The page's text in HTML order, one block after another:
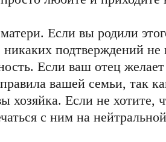
Если вы родили
подтверждений не
Если ваш отец
вашей семьи, так
хозяйка. Если не хотите,
с ним на